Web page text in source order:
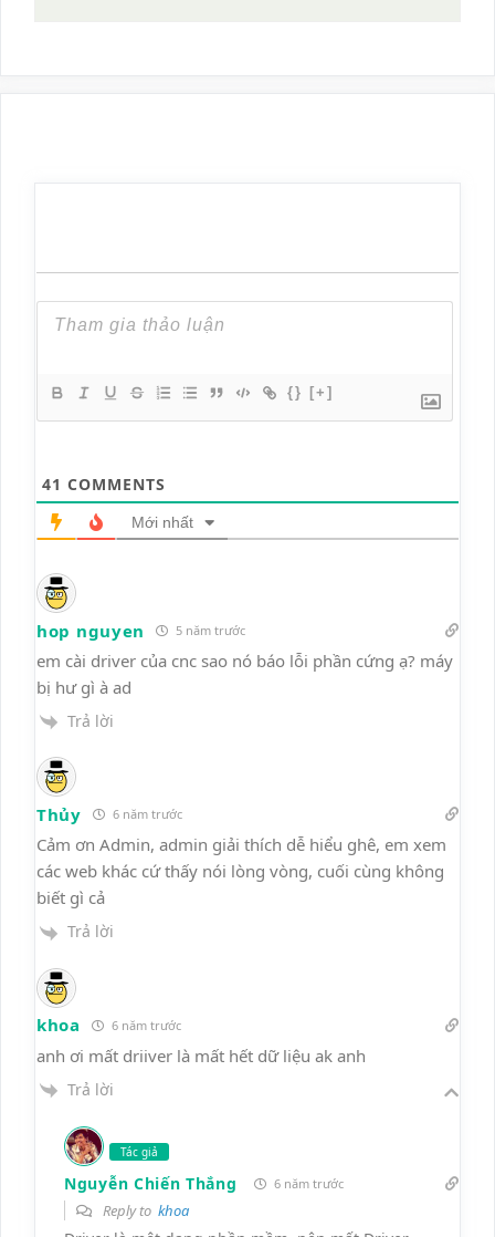
{} [+]
41 COMMENTS
Mới nhất
hop nguyen 5 năm trước
em cài driver của cnc sao nó báo lỗi phần cứng ạ? máy
bị hư gì à ad
Trả lời
Thủy 6 năm trước
Cảm ơn Admin, admin giải thích dễ hiểu ghê, em xem
các web khác cứ thấy nói lòng vòng, cuối cùng không
biết gì cả
Trả lời
khoa 6 năm trước
anh ơi mất driiver là mất hết dữ liệu ak anh
Trả lời
Tác giả
Nguyễn Chiến Thắng 6 năm trước
Reply to khoa